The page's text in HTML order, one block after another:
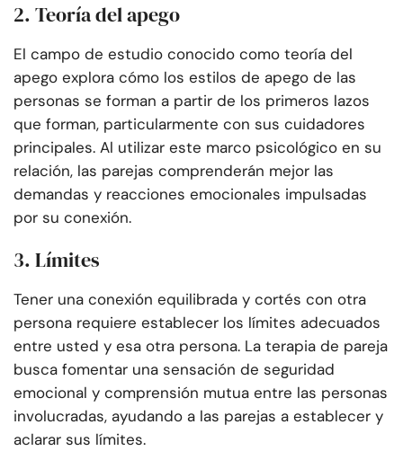
2. Teoría del apego
El campo de estudio conocido como teoría del
apego explora cómo los estilos de apego de las
personas se forman a partir de los primeros lazos
que forman, particularmente con sus cuidadores
principales. Al utilizar este marco psicológico en su
relación, las parejas comprenderán mejor las
demandas y reacciones emocionales impulsadas
por su conexión.
3. Límites
Tener una conexión equilibrada y cortés con otra
persona requiere establecer los límites adecuados
entre usted y esa otra persona. La terapia de pareja
busca fomentar una sensación de seguridad
emocional y comprensión mutua entre las personas
involucradas, ayudando a las parejas a establecer y
aclarar sus límites.